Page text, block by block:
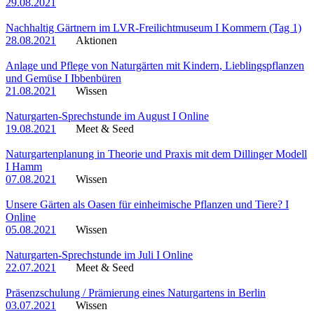
Nachhaltig Gärtnern im LVR-Freilichtmuseum I Kommern (Tag 1)
28.08.2021
Aktionen
Anlage und Pflege von Naturgärten mit Kindern, Lieblingspflanzen
und Gemüse I Ibbenbüren
21.08.2021
Wissen
Naturgarten-Sprechstunde im August I Online
19.08.2021
Meet & Seed
Naturgartenplanung in Theorie und Praxis mit dem Dillinger Modell
I Hamm
07.08.2021
Wissen
Unsere Gärten als Oasen für einheimische Pflanzen und Tiere? I
Online
05.08.2021
Wissen
Naturgarten-Sprechstunde im Juli I Online
22.07.2021
Meet & Seed
Präsenzschulung / Prämierung eines Naturgartens in Berlin
03.07.2021
Wissen